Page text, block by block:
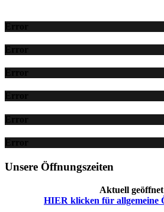
Error
Error
Error
Error
Error
Error
Unsere Öffnungszeiten
Aktuell
HIER klicken für allgemeine